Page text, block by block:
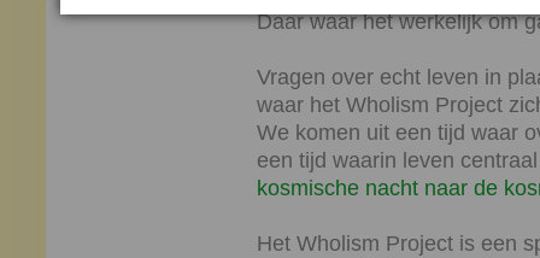
Daar waar het werkelijk om
Vragen over echt leven in
waar het Wholism Project
We komen uit een tijd waar
een tijd waarin leven
kosmische nacht naar de
Het Wholism Project is een